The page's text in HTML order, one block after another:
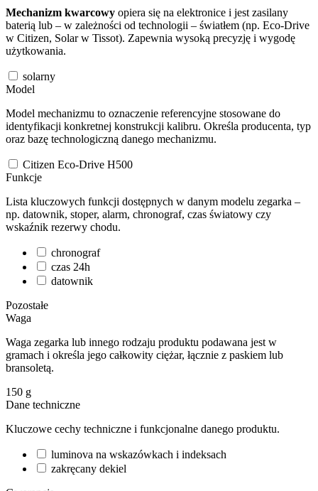
Mechanizm kwarcowy opiera się na elektronice i jest zasilany
baterią lub – w zależności od technologii – światłem (np. Eco-Drive
w Citizen, Solar w Tissot). Zapewnia wysoką precyzję i wygodę
użytkowania.
solarny
Model
Model mechanizmu to oznaczenie referencyjne stosowane do
identyfikacji konkretnej konstrukcji kalibru. Określa producenta, typ
oraz bazę technologiczną danego mechanizmu.
Citizen Eco-Drive H500
Funkcje
Lista kluczowych funkcji dostępnych w danym modelu zegarka –
np. datownik, stoper, alarm, chronograf, czas światowy czy
wskaźnik rezerwy chodu.
chronograf
czas 24h
datownik
Pozostałe
Waga
Waga zegarka lub innego rodzaju produktu podawana jest w
gramach i określa jego całkowity ciężar, łącznie z paskiem lub
bransoletą.
150 g
Dane techniczne
Kluczowe cechy techniczne i funkcjonalne danego produktu.
luminova na wskazówkach i indeksach
zakręcany dekiel